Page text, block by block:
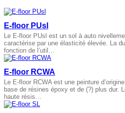
E-floor PUsl
Le E-floor PUsl est un sol à auto
caractérise par une élasticité élevée. La
fonction de l’util…
E-floor RCWA
Le E-floor RCWA est une peinture
base de résines époxy et de (?) plus dur.
haute résis…